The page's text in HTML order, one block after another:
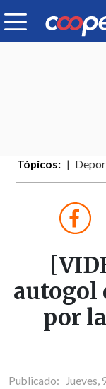
Tópicos:
autogol
por
Publicado: Jueves,